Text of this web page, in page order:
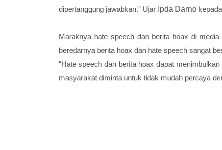
dipertanggung jawabkan.” Ujar Ipda Darnokepada
Maraknya hate speech dan berita hoax di
beredarnya berita hoax dan hate speech sangat
“Hate speech dan berita hoax dapat
masyarakat diminta untuk tidak mudah percaya